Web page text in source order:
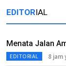
EDITORIAL
Menata Jalan
EDITORIAL 8 jam